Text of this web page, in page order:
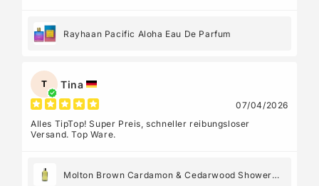
Rayhaan Pacific Aloha Eau De Parfum
T Tina
07/04/2026
Alles TipTop! Super Preis, schneller reibungsloser
Versand. Top Ware.
Molton Brown Cardamon & Cedarwood Shower